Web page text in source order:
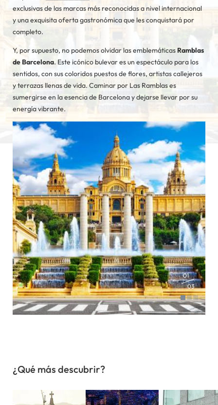
exclusivas de las marcas más reconocidas a nivel internacional
y una exquisita oferta gastronómica que les conquistará por
completo.
Y, por supuesto, no podemos olvidar las emblemáticas Ramblas
de Barcelona. Este icónico bulevar es un espectáculo para los
sentidos, con sus coloridos puestos de flores, artistas callejeros
y terrazas llenas de vida. Caminar por Las Ramblas es
sumergirse en la esencia de Barcelona y dejarse llevar por su
energía vibrante.
01
03
¿Qué más descubrir?